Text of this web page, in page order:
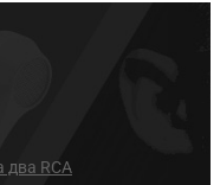
два RCA